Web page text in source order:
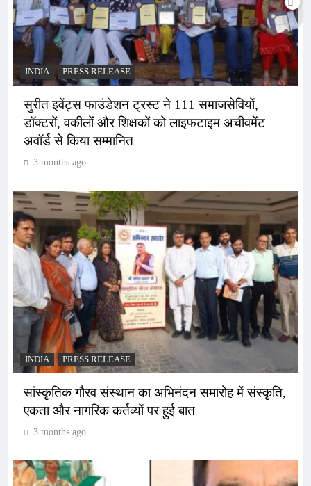
INDIA PRESS RELEASE
सुरीत इवेंट्स फाउंडेशन ट्रस्ट ने 111 समाजसेवियों,
डॉक्टरों, वकीलों और शिक्षकों को लाइफटाइम अचीवमेंट
अवॉर्ड से किया सम्मानित
3 months ago
INDIA PRESS RELEASE
सांस्कृतिक गौरव संस्थान का अभिनंदन समारोह में संस्कृति,
एकता और नागरिक कर्तव्यों पर हुई बात
3 months ago